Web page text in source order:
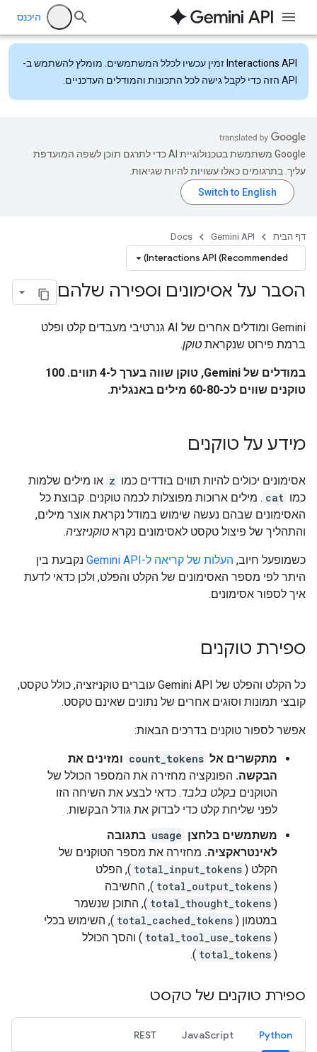
היכנס
Interactions API זמין עכשיו לכלל המשתמשים. מומלץ להשתמש ב-
API הזה כדי לקבל גישה לכל התכונות והמודלים העדכניים.
‫Google משתמשת בטכנולוגיית AI כדי לתרגם תוכן לשפה המועדפת
עליך. בתרגומים כאלו עשויות להיות שגיאות.
דף הבית Gemini API
Docs
Interactions API (Recommended)
הסבר על אסימונים וספירה שלהם
‫Gemini ומודלים אחרים של AI גנרטיבי מעבדים קלט ופלט
ברמת פירוט שנקראת טוקן.
במודלים של Gemini, טוקן שווה בערך ל-4 תווים. ‫100
טוקנים שווים לכ-60-80 מילים באנגלית.
מידע על טוקנים
אסימונים יכולים להיות תווים בודדים כמו z או מילים שלמות
כמו cat . מילים ארוכות מפוצלות לכמה טוקנים. קבוצת כל
האסימונים שבהם נעשה שימוש במודל נקראת אוצר מילים,
והתהליך של פיצול טקסט לאסימונים נקרא טוקניזציה.
כשמופעל חיוב, העלות של קריאה ל-Gemini API
נקבעת בין
היתר לפי מספר האסימונים של הקלט והפלט, ולכן כדאי לדעת
איך לספור אסימונים.
ספירת טוקנים
כל הקלט והפלט של Gemini API עוברים טוקניזציה, כולל טקסט,
קובצי תמונות וסוגים אחרים של נתונים שאינם טקסט.
אפשר לספור טוקנים בדרכים הבאות:
מתקשרים אל count_tokens ומזינים את
הבקשה. הפונקציה מחזירה את המספר הכולל של
הטוקנים בקלט בלבד. כדאי לבצע את השיחה הזו
לפני שליחת קלט כדי לבדוק את גודל הבקשות.
משתמשים בלחצן usage בתגובה
לאינטראקציה. מחזירה את מספר הטוקנים של
הקלט ( total_input_tokens ), הפלט
(
total_output_tokens ), החשיבה
(
total_thought_tokens ), התוכן שנשמר
במטמון ( total_cached_tokens ), השימוש בכלי
(
total_tool_use_tokens ) והסך הכולל
(
total_tokens
).
ספירת טוקנים של טקסט
Python
JavaScript
REST